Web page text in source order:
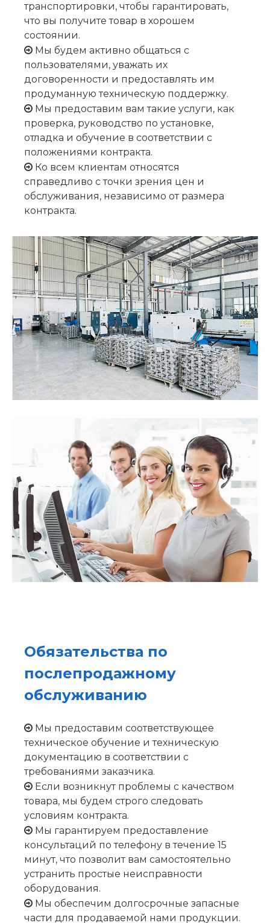
транспортировки, чтобы гарантировать,
что вы получите товар в хорошем
состоянии.
 Мы будем активно общаться с
пользователями, уважать их
договоренности и предоставлять им
продуманную техническую поддержку.
 Мы предоставим вам такие услуги, как
проверка, руководство по установке,
отладка и обучение в соответствии с
положениями контракта.
 Ко всем клиентам относятся
справедливо с точки зрения цен и
обслуживания, независимо от размера
контракта.​
Обязательства по
послепродажному
обслуживанию
 Мы предоставим соответствующее
техническое обучение и техническую
документацию в соответствии с
требованиями заказчика.
 Если возникнут проблемы с качеством
товара, мы будем строго следовать
условиям контракта.
 Мы гарантируем предоставление
консультаций по телефону в течение 15
минут, что позволит вам самостоятельно
устранить простые неисправности
оборудования.
 Мы обеспечим долгосрочные запасные
части для продаваемой нами продукции.